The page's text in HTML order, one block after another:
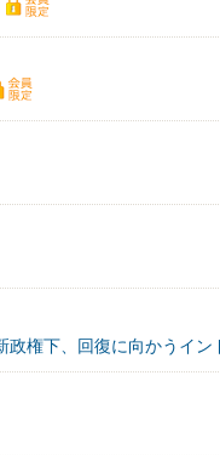
政権下、回復に向かうイ